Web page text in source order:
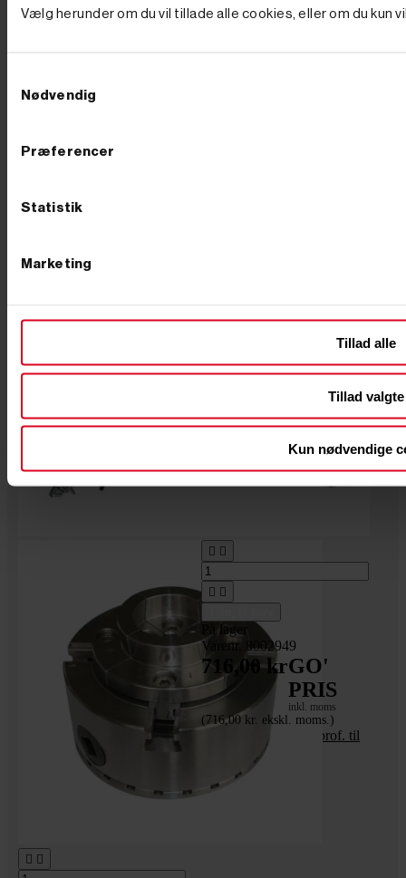
Vælg herunder om du vil tillade alle cookies, eller om du kun
Nødvendig
Præferencer
Statistik
Marketing
Tillad alle
Tillad valgte
Kun nødvendige
   
forskellen.
Vores direkte import holder
 
 
 
På lager
Varenr. 8002949
716,00 krGO'
PRIS
inkl. moms
(716,00 kr. ekskl. moms.)
Centrerpatron firklo prof. til
18 mm aksel